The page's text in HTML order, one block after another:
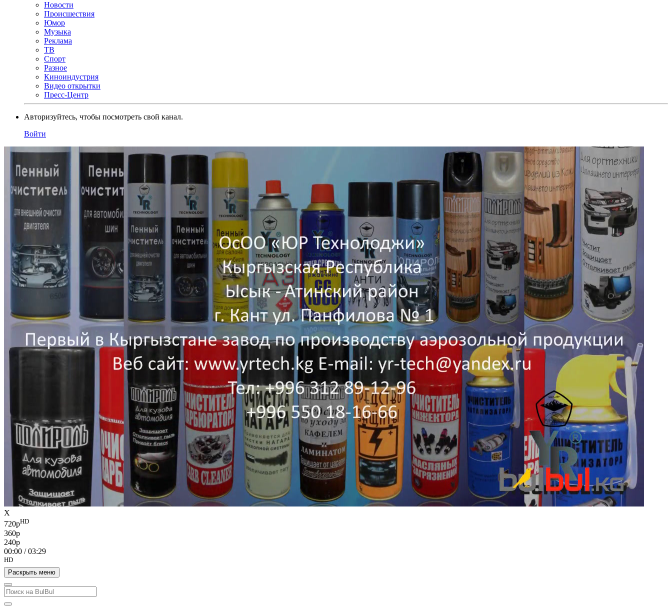
Новости
Происшествия
Юмор
Музыка
Реклама
ТВ
Спорт
Разное
Киноиндустрия
Видео открытки
Пресс-Центр
Авторизуйтесь, чтобы посмотреть свой канал.
Войти
X
720pHD
360p
240p
00:00 /03:29
HD
Раскрыть меню